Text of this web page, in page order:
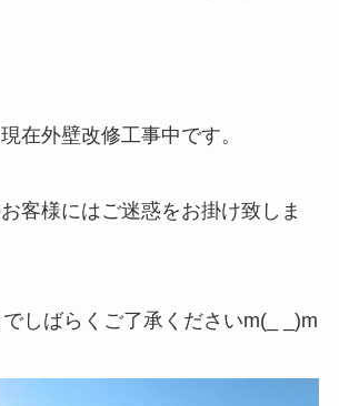
在外壁改修工事中です。
客様にはご迷惑をお掛け致しま
しばらくご了承くださいm(_ _)m